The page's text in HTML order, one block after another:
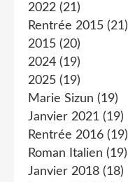
2022 (21)
Rentrée 2015 (21)
2015 (20)
2024 (19)
2025 (19)
Marie Sizun (19)
Janvier 2021 (19)
Rentrée 2016 (19)
Roman Italien (19)
Janvier 2018 (18)